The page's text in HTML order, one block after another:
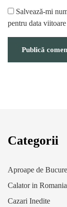
Salvează-mi
pentru data
Categorii
Aproape de
Calator in Romania
Cazari Inedite